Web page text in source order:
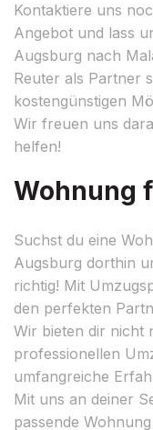
Kontaktiere uns
Angebot und lass
Augsburg nach
Reuter als Partner
kostengünstigen
Wir freuen uns
helfen!
Wohnung
Suchst du eine
Augsburg dorthin
richtig! Mit
den perfekten
Wir bieten dir nicht
professionellen
umfangreiche
Mit uns an deiner
passende